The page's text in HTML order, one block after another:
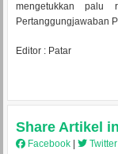
mengetukkan palu
Pertanggungjawaban
Editor : Patar
Share Artikel
Facebook Twitter